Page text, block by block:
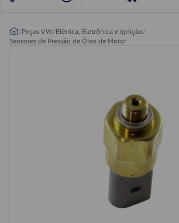
/Peças VW/Elétrica, Eletrônica e Ignição/
Sensores de Pressão de Óleo de Motor